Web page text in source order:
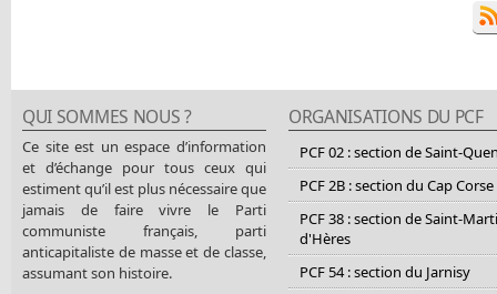
QUI SOMMES NOUS ?
Ce site est un espace d’information
et d’échange pour tous ceux qui
estiment qu’il est plus nécessaire que
jamais de faire vivre le Parti
communiste français, parti
anticapitaliste de masse et de classe,
assumant son histoire.
ORGANISATIONS DU PCF
PCF 02 : section de Saint-
PCF 2B : section du Cap Corse
PCF 38 : section de Saint-
d'Hères
PCF 54 : section du Jarnisy